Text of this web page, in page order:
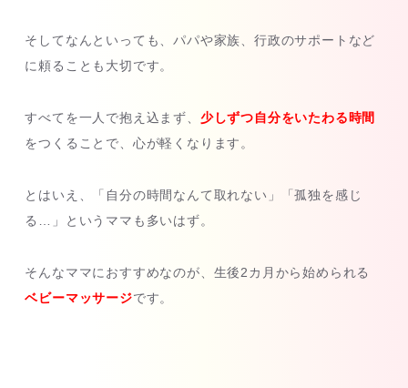
そしてなんといっても、パパや家族、行政のサポートなど
に頼ることも大切です。
すべてを一人で抱え込まず、 少しずつ自分をいたわる時間
をつくることで、心が軽くなります。
とはいえ、「自分の時間なんて取れない」「孤独を感じ
る…」というママも多いはず。
そんなママにおすすめなのが、生後2カ月から始められる
ベビーマッサージです。